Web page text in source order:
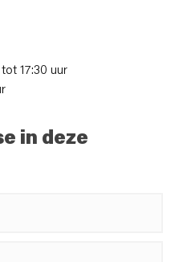
17:30 uur
in deze